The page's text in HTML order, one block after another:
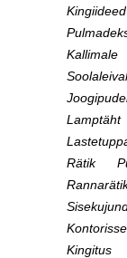
Kallimale
Lamptäht
Rätik
Kontorisse
Kingitus